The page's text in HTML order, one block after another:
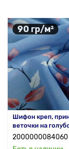
90 гр/м²
Шифон креп,
веточки на
2000000084060